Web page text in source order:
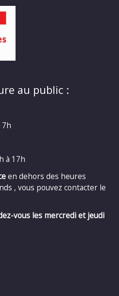
au public :
à 17h
en dehors des heures
, vous pouvez contacter le
vous les mercredi et jeudi